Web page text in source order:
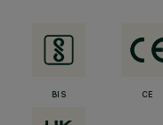
BIS CE